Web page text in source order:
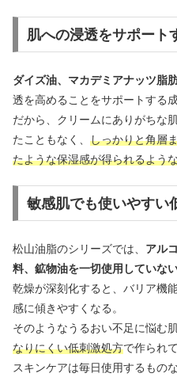
肌への浸透をサポート
ダイズ油、マカデミアナッツ脂
透を高めることをサポートする
だから、クリームにありがちな
たこともなく、 しっかりと角層
たような保湿感が得られるよう
敏感肌でも使いやすい
松山油脂のシリーズでは、 アル
料、鉱物油を一切使用していない
乾燥が深刻化すると、バリア機
感に傾きやすくなる。
そのようなうるおい不足に悩む
なりにくい低刺激処方で作られ
スキンケアは毎日使用するもの